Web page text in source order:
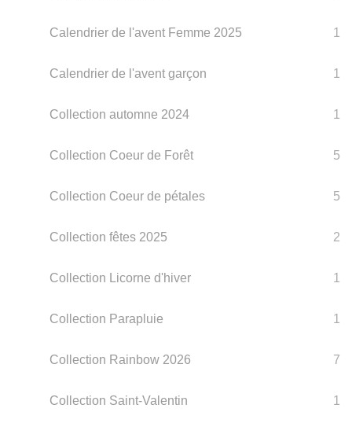
Calendrier de l'avent Femme 2025 1
Calendrier de l'avent garçon 1
Collection automne 2024 1
Collection Coeur de Forêt 5
Collection Coeur de pétales 5
Collection fêtes 2025 2
Collection Licorne d'hiver 1
Collection Parapluie 1
Collection Rainbow 2026 7
Collection Saint-Valentin 1